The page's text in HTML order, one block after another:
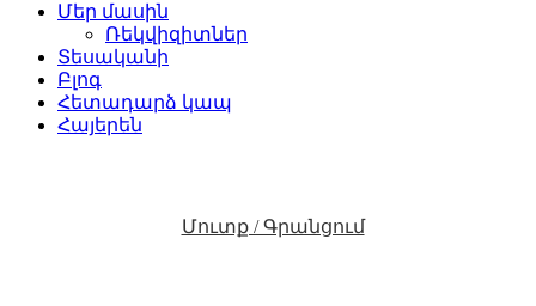
Մեր մասին
Ռեկվիզիտներ
Տեսականի
Բլոգ
Հետադարձ կապ
Հայերեն
Մուտք / Գրանցում